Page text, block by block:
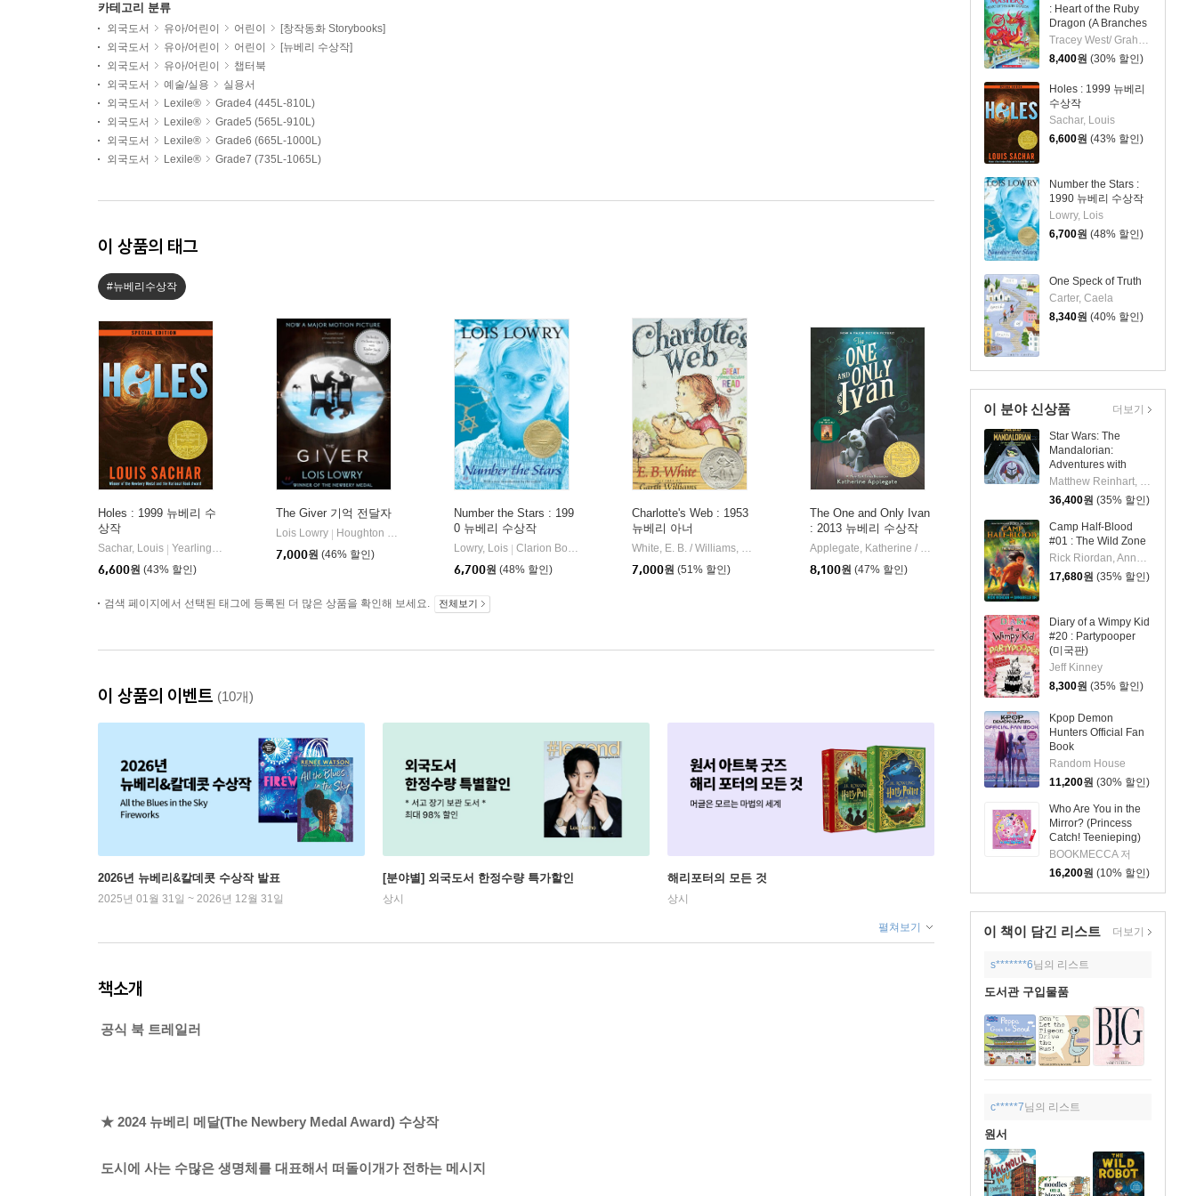
: Heart of the Ruby
Dragon (A Branches
Book)
Tracey West/ Graham Howells (ILT)
8,400원 (30% 할인)
Holes : 1999 뉴베리
수상작
Sachar, Louis
6,600원 (43% 할인)
Number the Stars :
1990 뉴베리 수상작
Lowry, Lois
6,700원 (48% 할인)
One Speck of Truth
Carter, Caela
8,340원 (40% 할인)
이 분야 신상품
Star Wars: The
Mandalorian:
Adventures with
Grogu: Pop-Up
Storybook
Matthew Reinhart, S.T. Bende
36,400원 (35% 할인)
Camp Half-Blood
#01 : The Wild Zone
Rick Riordan, Annabelle Oh
17,680원 (35% 할인)
Diary of a Wimpy Kid
#20 : Partypooper
(미국판)
Jeff Kinney
8,300원 (35% 할인)
Kpop Demon
Hunters Official Fan
Book
Random House
11,200원 (30% 할인)
Who Are You in the
Mirror? (Princess
Catch! Teenieping)
(세이펜호환 / QR음원
BOOKMECCA 저
16,200원 (10% 할인)
더보기
이 책이 담긴 리스트 더보기
s*******6님의 리스트
도서관 구입물품
c*****7님의 리스트
원서
카테고리 분류
외국도서 유아/어린이 어린이
[창작동화 Storybooks]
외국도서
유아/어린이 어린이
[뉴베리 수상작]
외국도서
유아/어린이
챕터북
외국도서
예술/실용
실용서
외국도서
Lexile®
Grade4 (445L-810L)
외국도서
Lexile®
Grade5 (565L-910L)
외국도서
Lexile®
Grade6 (665L-1000L)
외국도서
Lexile® Grade7 (735L-1065L)
이 상품의 태그
#뉴베리수상작
Holes : 1999 뉴베리 수
상작
Sachar, Louis
Yearling Books
6,600원 (43% 할인)
The Giver 기억 전달자
Lois Lowry
Houghton Mifflin Harcourt
7,000원 (46% 할인)
Number the Stars : 199
0 뉴베리 수상작
Lowry, Lois
Clarion Books
6,700원 (48% 할인)
Charlotte's Web : 1953
뉴베리 아너
White, E. B. / Williams, Garth / DiCamillo, Kate | HarperCollins
7,000원 (51% 할인)
The One and Only Ivan
: 2013 뉴베리 수상작
Applegate, Katherine / Castelao, Patricia | HarperCollins
8,100원 (47% 할인)
검색 페이지에서 선택된 태그에 등록된 더 많은 상품을 확인해 보세요. 전체보기
이 상품의 이벤트 (10개)
2026년 뉴베리&칼데콧 수상작 발표
2025년 01월 31일 ~ 2026년 12월 31일
[분야별] 외국도서 한정수량 특가할인
상시
해리포터의 모든 것
상시
펼쳐보기
책소개
공식 북 트레일러
★ 2024 뉴베리 메달(The Newbery Medal Award) 수상작
도시에 사는 수많은 생명체를 대표해서 떠돌이개가 전하는 메시지